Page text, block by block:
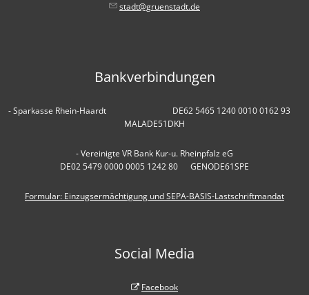
stadt@gruenstadt.de
Bankverbindungen
- Sparkasse Rhein-Haardt DE62 5465 1240 0010 0162 93
MALADE51DKH
- Vereinigte VR Bank Kur-u. Rheinpfalz eG
DE02 5479 0000 0005 1242 80 GENODE61SPE
Formular: Einzugsermächtigung und SEPA-BASIS-Lastschriftmandat
Social Media
Facebook